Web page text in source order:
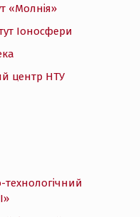
«Молнія»
Іоносфери
центр НТУ
технологічний